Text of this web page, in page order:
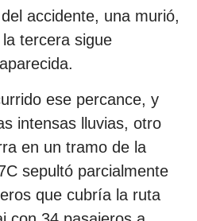
accidente, una murió,
tercera sigue
ese percance, y
intensas lluvias, otro
en un tramo de la
sepultó parcialmente
que cubría la ruta